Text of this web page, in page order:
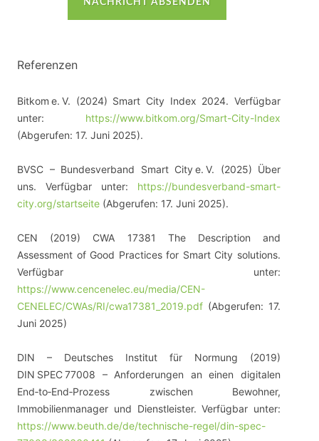
Referenzen
Bitkom e. V. (2024) Smart City Index 2024. Verfügbar
unter: https://www.bitkom.org/Smart-City-Index
(Abgerufen: 17. Juni 2025).
BVSC – Bundesverband Smart City e. V. (2025) Über
uns. Verfügbar unter: https://bundesverband-smart-
city.org/startseite (Abgerufen: 17. Juni 2025).
CEN (2019) CWA 17381 The Description and
Assessment of Good Practices for Smart City solutions.
Verfügbar unter:
https://www.cencenelec.eu/media/CEN-
CENELEC/CWAs/RI/cwa17381_2019.pdf (Abgerufen: 17.
Juni 2025)
DIN – Deutsches Institut für Normung (2019)
DIN SPEC 77008 – Anforderungen an einen digitalen
End‑to‑End‑Prozess zwischen Bewohner,
Immobilienmanager und Dienstleister. Verfügbar unter:
https://www.beuth.de/de/technische-regel/din-spec-